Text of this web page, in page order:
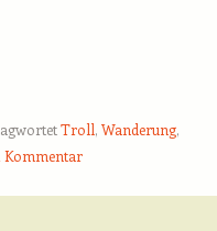
Troll, Wanderung,
Kommentar